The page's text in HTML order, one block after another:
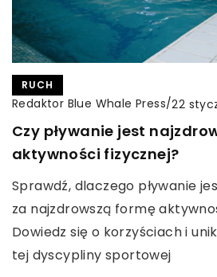
RUCH
Redaktor Blue Whale Press/22
Czy pływanie jest
aktywności fizycznej?
Sprawdź, dlaczego pływanie
za najzdrowszą formę
Dowiedz się o korzyściach i
tej dyscypliny sportowej